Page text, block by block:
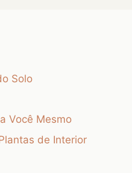
Solo
Você Mesmo
de Interior